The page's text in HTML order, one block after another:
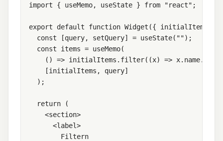
import { useMemo, useState } from "react";
export default function Widget({ initialItems
  const [query, setQuery] = useState("");
  const items = useMemo(
() => initialItems.filter((x) =>
    [initialItems, query]
  );
  return (
    <section>
      <label>
        Filtern